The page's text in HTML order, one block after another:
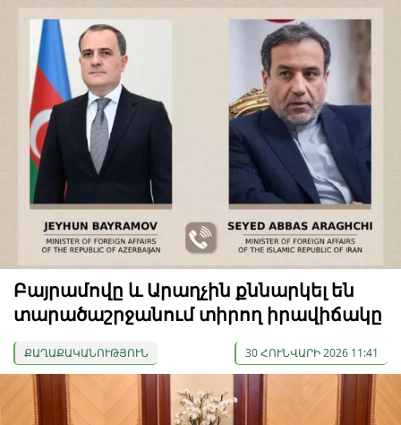
Բայրամովը և Արաղչին քննարկել են
տարածաշրջանում տիրող իրավիճակը
ՔԱՂԱՔԱԿԱՆՈՒԹՅՈՒՆ 30 ՀՈՒՆՎԱՐԻ 2026 11:41